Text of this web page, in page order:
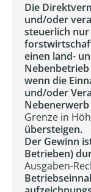
Die
und/oder
steuerlich
einen land-
Nebenbetrieb
wenn die
und/oder
Grenze in
übersteigen.
Der Gewinn
Betrieben)
Ausgaben-